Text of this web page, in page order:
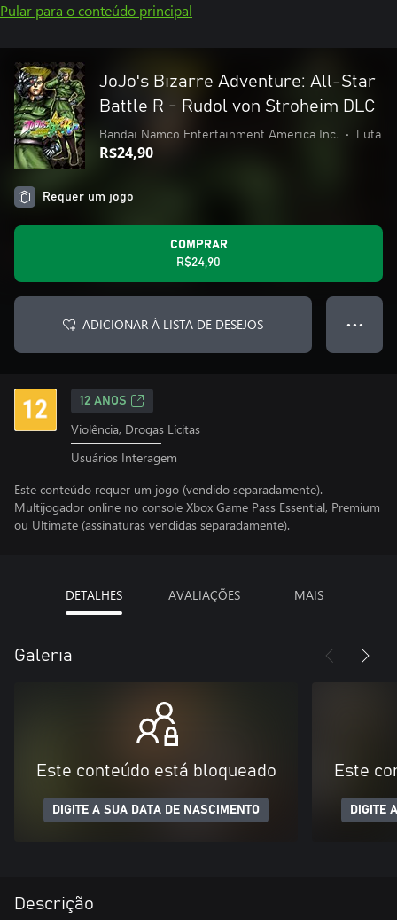
Pular para o conteúdo principal
JoJo's Bizarre Adventure: All-Star
Battle R - Rudol von Stroheim DLC
Bandai Namco Entertainment America Inc. • Luta
R$24,90
Requer um jogo
COMPRAR
R$24,90
ADICIONAR À LISTA DE DESEJOS ● ● ●
12 ANOS
Violência, Drogas Lícitas
Usuários Interagem
Este conteúdo requer um jogo (vendido separadamente).
Multijogador online no console Xbox Game Pass Essential, Premium
ou Ultimate (assinaturas vendidas separadamente).
DETALHES AVALIAÇÕES MAIS
Galeria
Este conteúdo está bloqueado
DIGITE A SUA DATA DE NASCIMENTO
Este
DIGITE
Descrição